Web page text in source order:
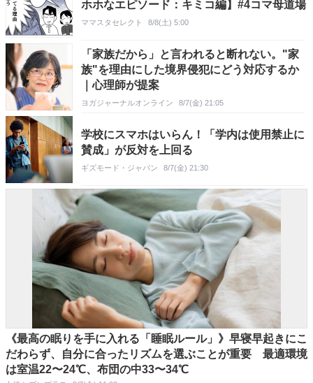
ホホなエピソード：キミコ編】#4コマ母道場
ママスタセレクト 8/8(土) 5:00
「家族だから」と言われると断れない。"家
族"を理由にした境界侵犯にどう対応するか
｜心理師が提案
ヨガジャーナルオンライン 8/7(金) 21:05
学校にスマホはいらん！「学内は使用禁止に
賛成」が反対を上回る
ギズモード・ジャパン 8/7(金) 21:30
《最高の眠りを手に入れる「睡眠ルール」》早寝早起きにこ
だわらず、自分に合ったリズムを選ぶことが重要 最適環境
は室温22〜24℃、布団の中33〜34℃